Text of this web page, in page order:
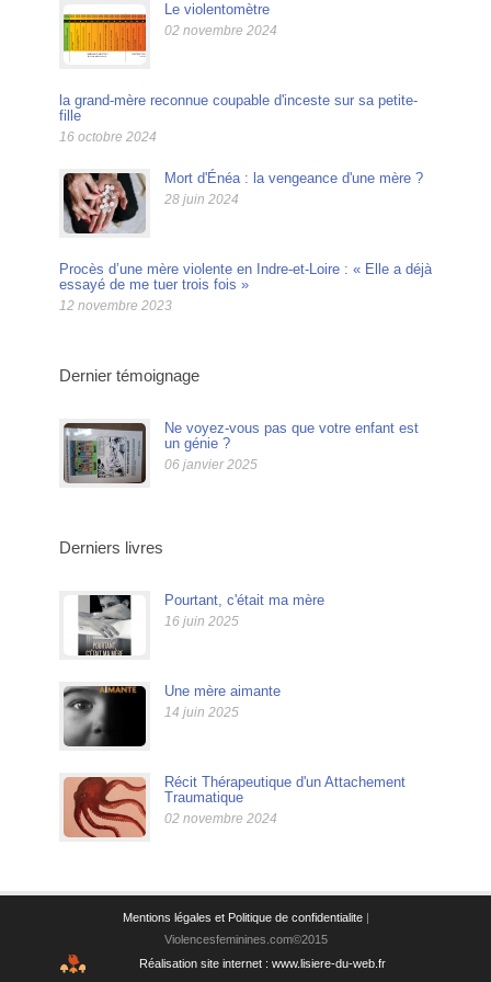
Le violentomètre
02 novembre 2024
la grand-mère reconnue coupable d'inceste sur sa petite-
fille
16 octobre 2024
Mort d'Énéa : la vengeance d'une mère ?
28 juin 2024
Procès d’une mère violente en Indre-et-Loire : « Elle a déjà
essayé de me tuer trois fois »
12 novembre 2023
Dernier témoignage
Ne voyez-vous pas que votre enfant est
un génie ?
06 janvier 2025
Derniers livres
Pourtant, c'était ma mère
16 juin 2025
Une mère aimante
14 juin 2025
Récit Thérapeutique d'un Attachement
Traumatique
02 novembre 2024
Mentions légales et Politique de confidentialite|
Violencesfeminines.com©2015
Réalisation site internet : www.lisiere-du-web.fr